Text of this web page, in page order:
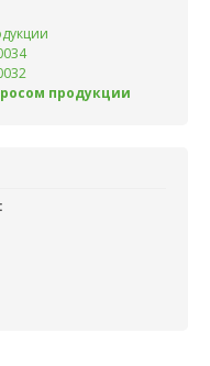
продукции